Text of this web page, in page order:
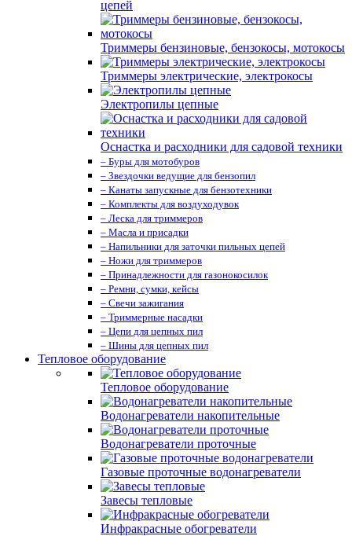
цепей
Триммеры бензиновые, бензокосы, мотокосы
Триммеры электрические, электрокосы
Электропилы цепные
Оснастка и расходники для садовой техники
– Буры для мотобуров
– Звездочки ведущие для бензопил
– Канаты запускные для бензотехники
– Комплекты для воздуходувок
– Леска для триммеров
– Масла и присадки
– Напильники для заточки пильных цепей
– Ножи для триммеров
– Принадлежности для газонокосилок
– Ремни, сумки, кейсы
– Свечи зажигания
– Триммерные насадки
– Цепи для цепных пил
– Шины для цепных пил
Тепловое оборудование
Тепловое оборудование
Водонагреватели накопительные
Водонагреватели проточные
Газовые проточные водонагреватели
Завесы тепловые
Инфракрасные обогреватели